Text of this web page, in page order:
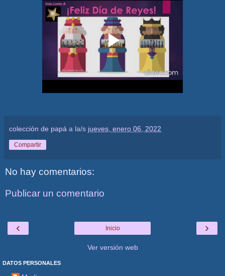
colección de papá a la/s jueves, enero 06, 2022
Compartir
No hay comentarios:
Publicar un comentario
‹ ›
Inicio
Ver versión web
DATOS PERSONALES